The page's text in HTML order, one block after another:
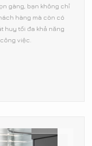
gàng, bạn không chỉ
hàng mà còn có
huy tối đa khả năng
việc.